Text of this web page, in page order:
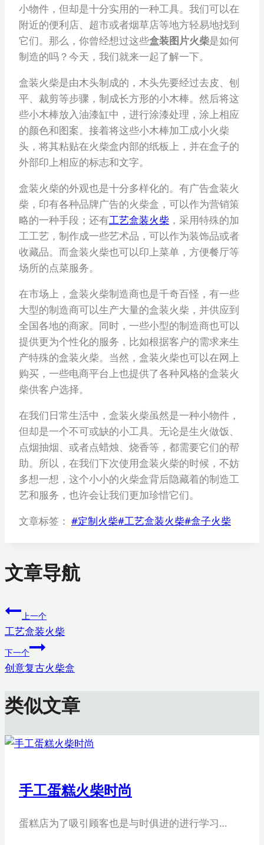
小物件，但却是十分实用的一种工具。我们可以在
附近的便利店、超市或者烟草店等地方轻易地找到
它们。那么，你曾经想过这些盒装图片火柴是如何
制造的吗？今天，我们就来一起了解一下。
盒装火柴是由木头制成的，木头先要经过去皮、刨
平、裁剪等步骤，制成长方形的小木棒。然后将这
些小木棒放入油漆缸中，进行涂漆处理，涂上相应
的颜色和图案。接着将这些小木棒加工成小火柴
头，将其粘贴在火柴盒内部的纸板上，并在盒子的
外部印上相应的标志和文字。
盒装火柴的外观也是十分多样化的。有广告盒装火
柴，印有各种品牌广告的火柴盒，可以作为营销策
略的一种手段；还有工艺盒装火柴 ，采用特殊的加
工工艺，制作成一些艺术品，可以作为装饰品或者
收藏品。而盒装火柴也可以印上菜单，方便餐厅等
场所的点菜服务。
在市场上，盒装火柴制造商也是千奇百怪，有一些
大型的制造商可以生产大量的盒装火柴，并供应到
全国各地的商家。同时，一些小型的制造商也可以
提供更为个性化的服务，比如根据客户的需求来生
产特殊的盒装火柴。当然，盒装火柴也可以在网上
购买，一些电商平台上也提供了各种风格的盒装火
柴供客户选择。
在我们日常生活中，盒装火柴虽然是一种小物件，
但却是一个不可或缺的小工具。无论是生火做饭、
点烟抽烟、或者点蜡烛、烧香等，都需要它们的帮
助。所以，在我们下次使用盒装火柴的时候，不妨
多想一想，这个小小的火柴盒背后隐藏着的制造工
艺和服务，也许会让我们更加珍惜它们。
文章标签： #定制火柴#工艺盒装火柴#盒子火柴
文章导航
上一个
工艺盒装火柴
下一个
创意复古火柴盒
类似文章
手工蛋糕火柴时尚
蛋糕店为了吸引顾客也是与时俱进的进行学习…